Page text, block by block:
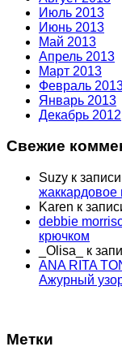
Июль 2013
Июнь 2013
Май 2013
Апрель 2013
Март 2013
Февраль
Январь 2013
Декабрь 2012
Свежие
Suzy к записи
жаккардовое
Karen к
debbie
крючком
_Olisa_
к
ANA RITA
Ажурный
Метки